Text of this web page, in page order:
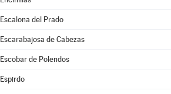
Escalona del Prado
Escarabajosa de Cabezas
Escobar de Polendos
Espirdo